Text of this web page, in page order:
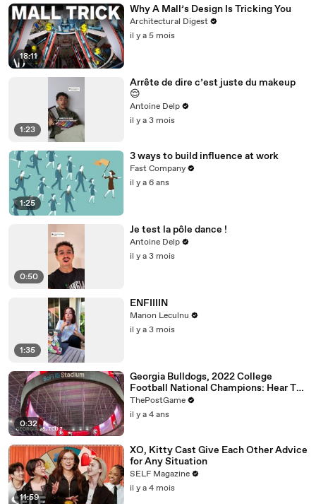
18:11
Why A Mall’s Design Is Tricking You
Architectural Digest
il y a 5 mois
1:23
Arrête de dire c’est juste du makeup
😌
Antoine Delp
il y a 3 mois
1:25
3 ways to build influence at work
Fast Company
il y a 6 ans
0:50
Je test la pôle dance !
Antoine Delp
il y a 3 mois
1:35
ENFIIIIN
Manon Leculnu
il y a 3 mois
0:32
Georgia Bulldogs, 2022 College
Football National Champions: Hear The
Official Announcement
ThePostGame
il y a 4 ans
11:59
XO, Kitty Cast Give Each Other Advice
for Any Situation
SELF Magazine
il y a 4 mois